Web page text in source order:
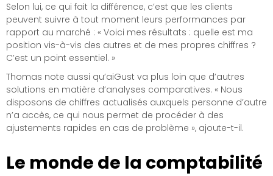
Selon lui, ce qui fait la différence, c’est que les clients
peuvent suivre à tout moment leurs performances par
rapport au marché : « Voici mes résultats : quelle est ma
position vis-à-vis des autres et de mes propres chiffres ?
C’est un point essentiel. »
Thomas note aussi qu’aiGust va plus loin que d’autres
solutions en matière d’analyses comparatives. « Nous
disposons de chiffres actualisés auxquels personne d’autre
n’a accès, ce qui nous permet de procéder à des
ajustements rapides en cas de problème », ajoute-t-il.
Le monde de la comptabilité